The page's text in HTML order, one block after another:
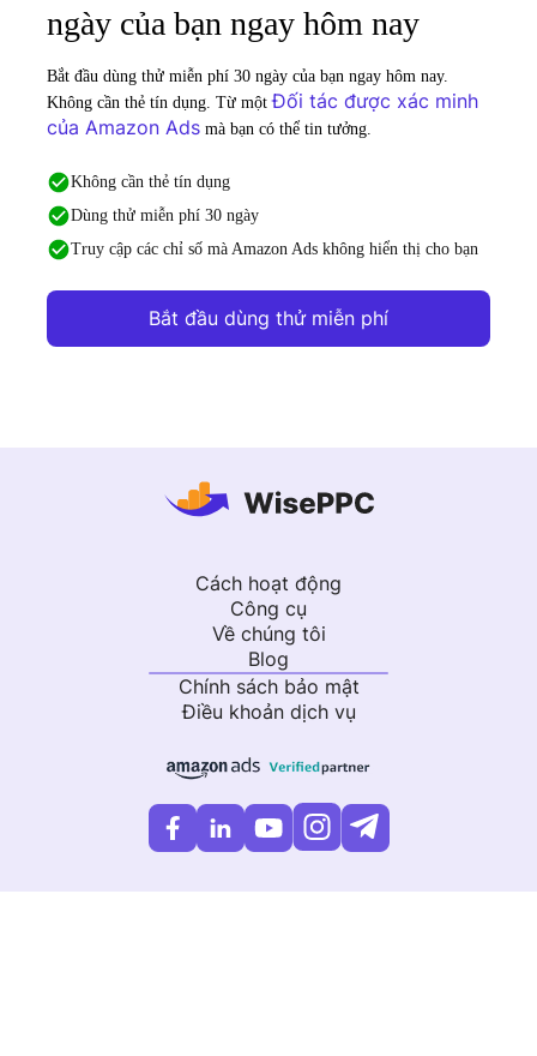
ngày của bạn ngay hôm nay
Bắt đầu dùng thử miễn phí 30 ngày của bạn ngay hôm nay.
Không cần thẻ tín dụng. Từ mộtĐối tác được xác minh
của Amazon Ads mà bạn có thể tin tưởng.
Không cần thẻ tín dụng
Dùng thử miễn phí 30 ngày
Truy cập các chỉ số mà Amazon Ads không hiển thị cho bạn
Bắt đầu dùng thử miễn phí
Cách hoạt động
Công cụ
Về chúng tôi
Blog
Chính sách bảo mật
Điều khoản dịch vụ